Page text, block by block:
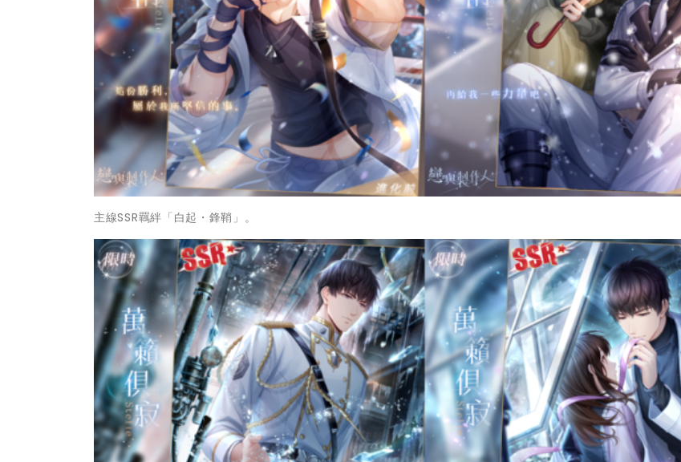
主線SSR羈絆「白起・鋒鞘」。